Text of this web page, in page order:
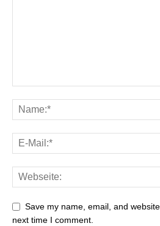
Save my name, email, and
next time I comment.